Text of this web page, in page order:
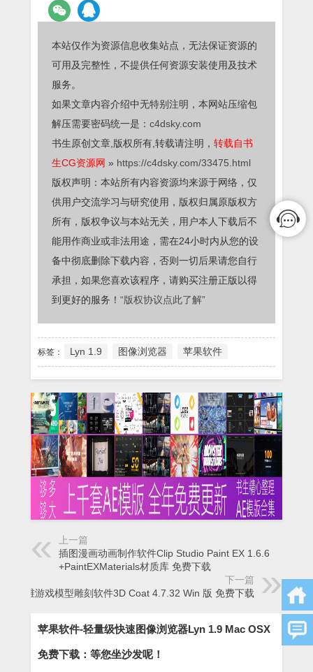
本站仅作为资源信息收集站点，无法保证资源的
可用及完整性，不提供任何资源安装使用及技术
服务。
如果文章内容介绍中无特别注明，本网站压缩包
解压需要密码统一是： c4dsky.com
书生原创文章,版权所有,转载请注明， 转载自书
生CG资源网 » https://c4dsky.com/33475.html
版权声明：本站所有内容资源均来源于网络，仅
供用户交流学习与研究使用，版权归属原版权方
所有，版权争议与本站无关，用户本人下载后不
能用作商业或非法用途，需在24小时内从您的设
备中彻底删除下载内容，否则一切后果请您自行
承担，如果您喜欢该程序，请购买注册正版以得
到更好的服务！ “版权协议点此了解”
标签： Lyn 1.9 图像浏览器 苹果软件
上一篇
插图漫画动画制作软件Clip Studio Paint EX 1.6.6
+PaintEXMaterials材质库 免费下载
下一篇
三维游戏模型雕刻软件3D Coat 4.7.32 Win 版 免费下载
苹果软件-轻量级快速图像浏览器Lyn 1.9 Mac OSX
免费下载：等您坐沙发呢！